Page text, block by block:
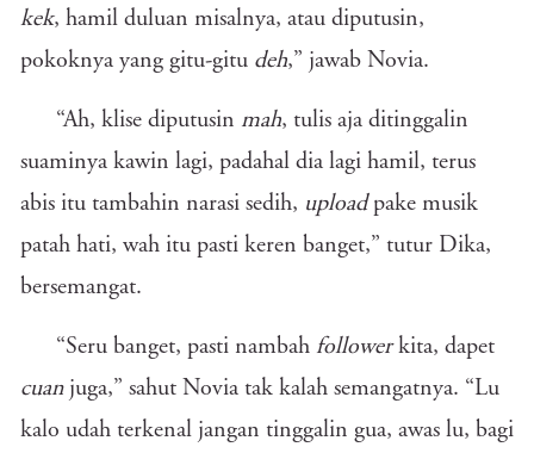
kek, hamil duluan misalnya, atau diputusin,
pokoknya yang gitu-gitu deh,” jawab Novia.
“Ah, klise diputusin mah, tulis aja ditinggalin
suaminya kawin lagi, padahal dia lagi hamil, terus
abis itu tambahin narasi sedih, uploadpake musik
patah hati, wah itu pasti keren banget,” tutur Dika,
bersemangat.
“Seru banget, pasti nambah followerkita, dapet
cuanjuga,” sahut Novia tak kalah semangatnya. “Lu
kalo udah terkenal jangan tinggalin gua, awas lu, bagi